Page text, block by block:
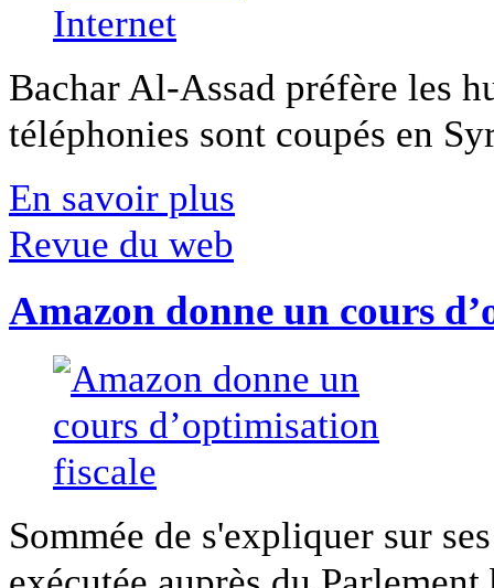
Bachar Al-Assad préfère les
téléphonies sont coupés en
En savoir plus
Revue du web
Amazon donne un cours
Sommée de s'expliquer sur